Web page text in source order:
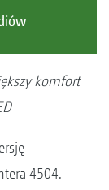
komfort
4504.